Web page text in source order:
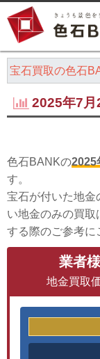
宝石買取の色石
2025年7月
色石BANKの2025
す。
宝石が付いた地金
い地金のみの買取
する際のご参考に
業者様
地金買取